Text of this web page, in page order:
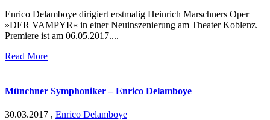
Enrico Delamboye dirigiert erstmalig Heinrich Marschners Oper
»DER VAMPYR« in einer Neuinszenierung am Theater Koblenz.
Premiere ist am 06.05.2017....
Read More
Münchner Symphoniker – Enrico Delamboye
30.03.2017 , Enrico Delamboye